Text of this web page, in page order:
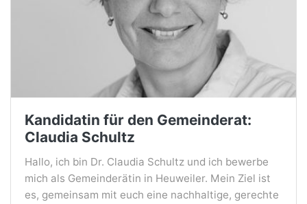
Kandidatin für den Gemeinderat:
Claudia Schultz
Hallo, ich bin Dr. Claudia Schultz und ich bewerbe
mich als Gemeinderätin in Heuweiler. Mein Ziel ist
es, gemeinsam mit euch eine nachhaltige, gerechte